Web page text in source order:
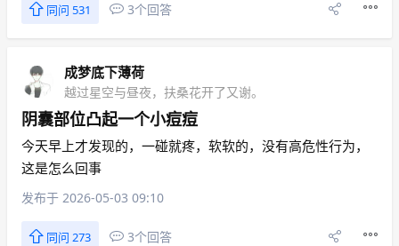
同问 531 3个回答
成梦底下薄荷
越过星空与昼夜，扶桑花开了又谢。
阴囊部位凸起一个小痘痘
今天早上才发现的，一碰就疼，软软的，没有高危性行为，
这是怎么回事
发布于 2026-05-03 09:10
同问 273 3个回答